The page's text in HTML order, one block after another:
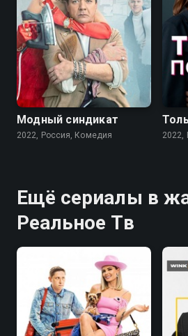
7.6
Модный синдикат
2022, Россия, Комедия 2022,
Ещё сериалы в
Реальное Тв